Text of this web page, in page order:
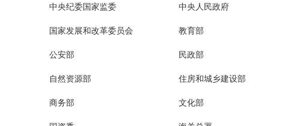
中央纪委国家监委 中央人民政府
国家发展和改革委员会 教育部
公安部 民政部
自然资源部 住房和城乡建设部
商务部 文化部